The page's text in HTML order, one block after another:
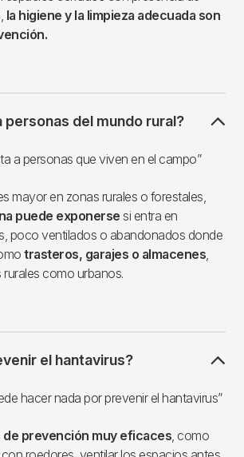
la higiene y la limpieza adecuada son
personas del mundo rural?
a personas que viven en el campo”
mayor en zonas rurales o forestales,
puede exponerse si entra en
poco ventilados o abandonados donde
trasteros, garajes o almacenes
como urbanos.
el hantavirus?
hacer nada por prevenir el hantavirus”
de prevención muy eficaces , como